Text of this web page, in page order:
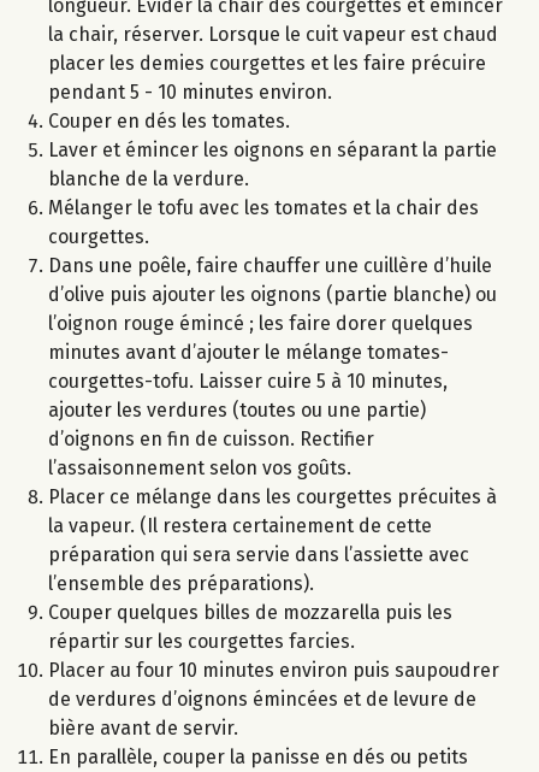
longueur. Evider la chair des courgettes et émincer
la chair, réserver. Lorsque le cuit vapeur est chaud
placer les demies courgettes et les faire précuire
pendant 5 - 10 minutes environ.
Couper en dés les tomates.
Laver et émincer les oignons en séparant la partie
blanche de la verdure.
Mélanger le tofu avec les tomates et la chair des
courgettes.
Dans une poêle, faire chauffer une cuillère d’huile
d’olive puis ajouter les oignons (partie blanche) ou
l’oignon rouge émincé ; les faire dorer quelques
minutes avant d’ajouter le mélange tomates-
courgettes-tofu. Laisser cuire 5 à 10 minutes,
ajouter les verdures (toutes ou une partie)
d’oignons en fin de cuisson. Rectifier
l’assaisonnement selon vos goûts.
Placer ce mélange dans les courgettes précuites à
la vapeur. (Il restera certainement de cette
préparation qui sera servie dans l’assiette avec
l’ensemble des préparations).
Couper quelques billes de mozzarella puis les
répartir sur les courgettes farcies.
Placer au four 10 minutes environ puis saupoudrer
de verdures d’oignons émincées et de levure de
bière avant de servir.
En parallèle, couper la panisse en dés ou petits